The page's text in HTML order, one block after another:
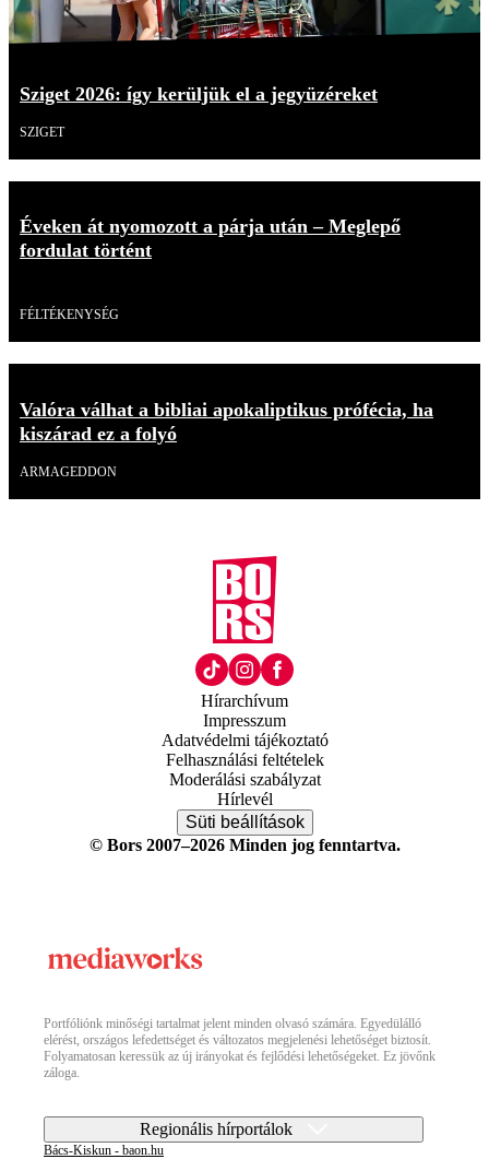
Sziget 2026: így kerüljük el a jegyüzéreket
SZIGET
Éveken át nyomozott a párja után – Meglepő
fordulat történt
FÉLTÉKENYSÉG
Valóra válhat a bibliai apokaliptikus prófécia, ha
kiszárad ez a folyó
ARMAGEDDON
Hírarchívum
Impresszum
Adatvédelmi tájékoztató
Felhasználási feltételek
Moderálási szabályzat
Hírlevél
Süti beállítások
© Bors 2007–2026 Minden jog fenntartva.
Portfóliónk minőségi tartalmat jelent minden olvasó számára. Egyedülálló
elérést, országos lefedettséget és változatos megjelenési lehetőséget biztosít.
Folyamatosan keressük az új irányokat és fejlődési lehetőségeket. Ez jövőnk
záloga.
Regionális hírportálok
Bács-Kiskun - baon.hu